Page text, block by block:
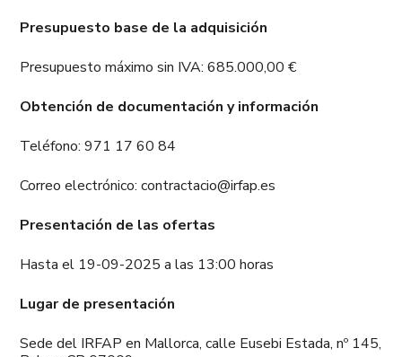
Presupuesto base de la adquisición
Presupuesto máximo sin IVA: 685.000,00 €
Obtención de documentación y información
Teléfono: 971 17 60 84
Correo electrónico: contractacio@irfap.es
Presentación de las ofertas
Hasta el 19-09-2025 a las 13:00 horas
Lugar de presentación
Sede del IRFAP en Mallorca, calle Eusebi Estada, nº 145,